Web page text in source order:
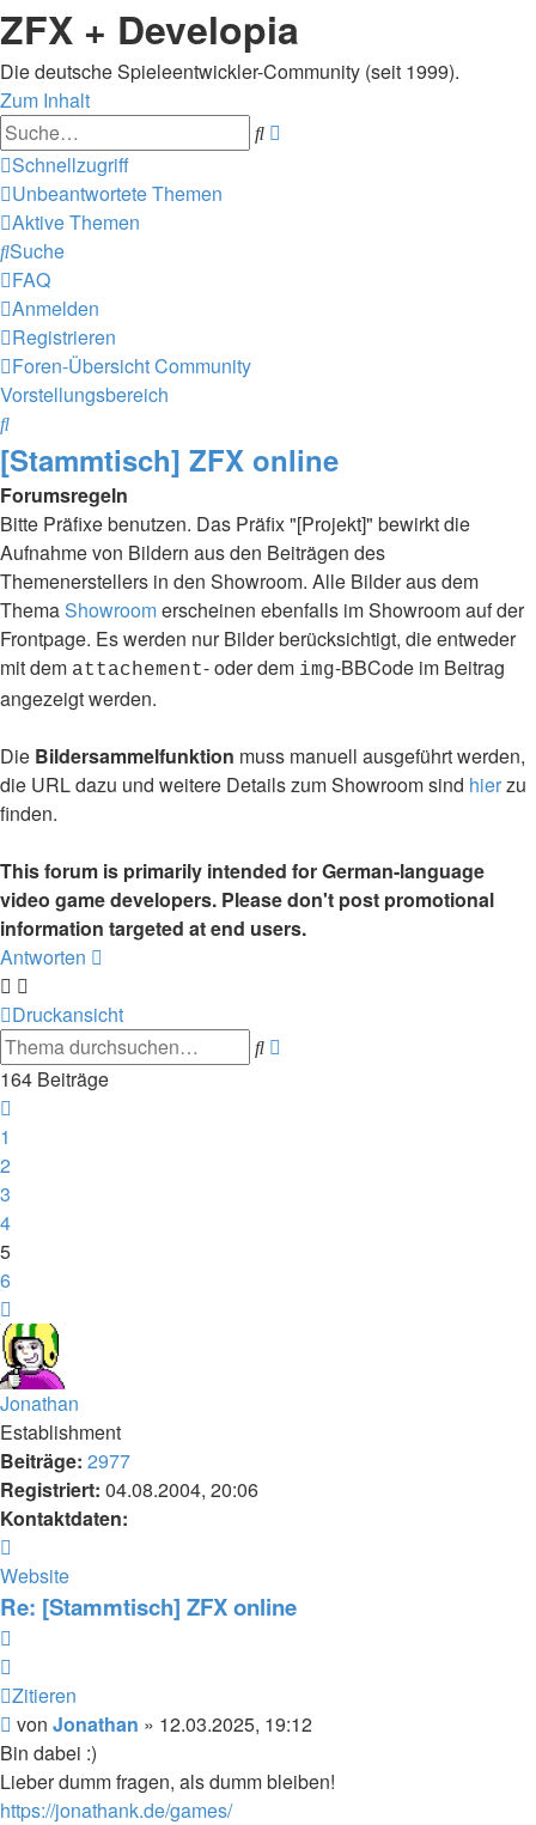
ZFX + Developia
Die deutsche Spieleentwickler-Community (seit 1999).
Zum Inhalt
Suche
Schnellzugriff
Unbeantwortete Themen
Aktive Themen
Suche
FAQ
Anmelden
Registrieren
Foren-ÜbersichtCommunity
Vorstellungsbereich
Suche
[Stammtisch] ZFX online
Forumsregeln
Bitte Präfixe benutzen. Das Präfix "[Projekt]" bewirkt die
Aufnahme von Bildern aus den Beiträgen des
Themenerstellers in den Showroom. Alle Bilder aus dem
ThemaShowroomerscheinen ebenfalls im Showroom auf der
Frontpage. Es werden nur Bilder berücksichtigt, die entweder
mit dem attachement- oder dem img-BBCode im Beitrag
angezeigt werden.
Die Bildersammelfunktion muss manuell ausgeführt werden,
die URL dazu und weitere Details zum Showroom sind hierzu
finden.
This forum is primarily intended for German-language
video game developers. Please don't post promotional
information targeted at end users.
Antworten
Druckansicht
Suche
164 Beiträge
1
2
3
4
5
6
Jonathan
Establishment
Beiträge: 2977
Registriert: 04.08.2004, 20:06
Kontaktdaten:
von
Jonathan
Website
Re: [Stammtisch] ZFX online
Zitieren
Beitrag
von Jonathan » 12.03.2025, 19:12
Bin dabei :)
Lieber dumm fragen, als dumm bleiben!
https://jonathank.de/games/